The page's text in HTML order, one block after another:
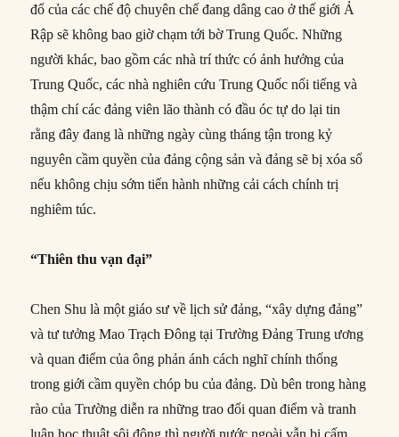
đổ của các chế độ chuyên chế đang dâng cao ở thế giới Ả
Rập sẽ không bao giờ chạm tới bờ Trung Quốc. Những
người khác, bao gồm các nhà trí thức có ảnh hưởng của
Trung Quốc, các nhà nghiên cứu Trung Quốc nổi tiếng và
thậm chí các đảng viên lão thành có đầu óc tự do lại tin
rằng đây đang là những ngày cùng tháng tận trong kỷ
nguyên cầm quyền của đảng cộng sản và đảng sẽ bị xóa sổ
nếu không chịu sớm tiến hành những cải cách chính trị
nghiêm túc.
“Thiên thu vạn đại”
Chen Shu là một giáo sư về lịch sử đảng, “xây dựng đảng”
và tư tưởng Mao Trạch Đông tại Trường Đảng Trung ương
và quan điểm của ông phản ánh cách nghĩ chính thống
trong giới cầm quyền chóp bu của đảng. Dù bên trong hàng
rào của Trường diễn ra những trao đổi quan điểm và tranh